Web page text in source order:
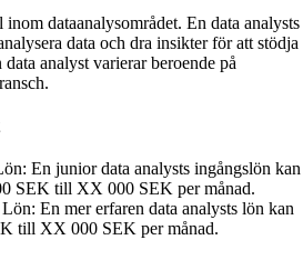
dataanalysområdet. En data analysts
data och dra insikter för att stödja
analyst varierar beroende på
En junior data analysts ingångslön kan
SEK till XX 000 SEK per månad.
En mer erfaren data analysts lön kan
till XX 000 SEK per månad.